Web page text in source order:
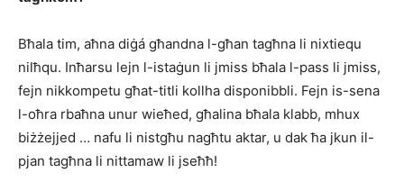
Bħala tim, aħna diġá għandna l-għan tagħna li nixtiequ
nilħqu. Inħarsu lejn l-istaġun li jmiss bħala l-pass li jmiss,
fejn nikkompetu għat-titli kollha disponibbli. Fejn is-sena
l-oħra rbaħna unur wieħed, għalina bħala klabb, mhux
biżżejjed … nafu li nistgħu nagħtu aktar, u dak ħa jkun il-
pjan tagħna li nittamaw li jseħħ!